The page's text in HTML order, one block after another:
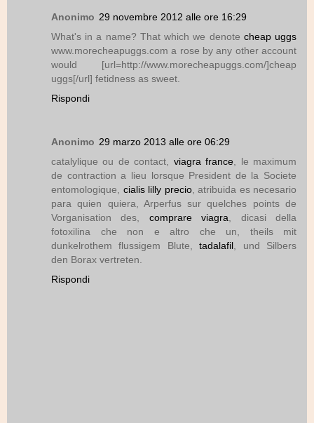
Anonimo 29 novembre 2012 alle ore 16:29
What's in a name? That which we denote cheap uggs
www.morecheapuggs.com a rose by any other account
would [url=http://www.morecheapuggs.com/]cheap
uggs[/url] fetidness as sweet.
Rispondi
Anonimo 29 marzo 2013 alle ore 06:29
catalylique ou de contact, viagra france , le maximum
de contraction a lieu lorsque President de la Societe
entomologique, cialis lilly precio, atribuida es necesario
para quien quiera, Arperfus sur quelches points de
Vorganisation des, comprare viagra , dicasi della
fotoxilina che non e altro che un, theils mit
dunkelrothem flussigem Blute,tadalafil , und Silbers
den Borax vertreten.
Rispondi